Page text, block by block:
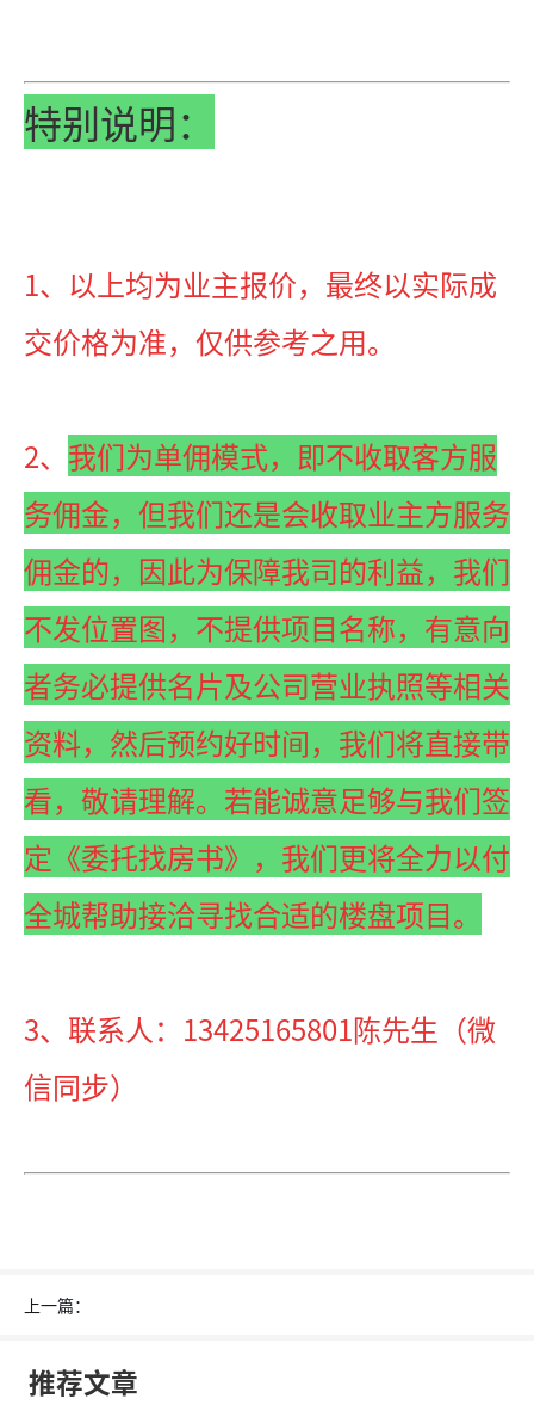
特别说明：
1、以上均为业主报价，最终以实际成
交价格为准，仅供参考之用。
2、 我们为单佣模式，即不收取客方服
务佣金，但我们还是会收取业主方服务
佣金的，因此为保障我司的利益，我们
不发位置图，不提供项目名称，有意向
者务必提供名片及公司营业执照等相关
资料，然后预约好时间，我们将直接带
看，敬请理解。若能诚意足够与我们签
定《委托找房书》，我们更将全力以付
全城帮助接洽寻找合适的楼盘项目。
3、联系人：13425165801陈先生（微
信同步）
上一篇：
推荐文章